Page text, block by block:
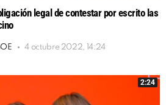
legal de contestar por escrito las
4 octubre 2022, 14:24
2:24